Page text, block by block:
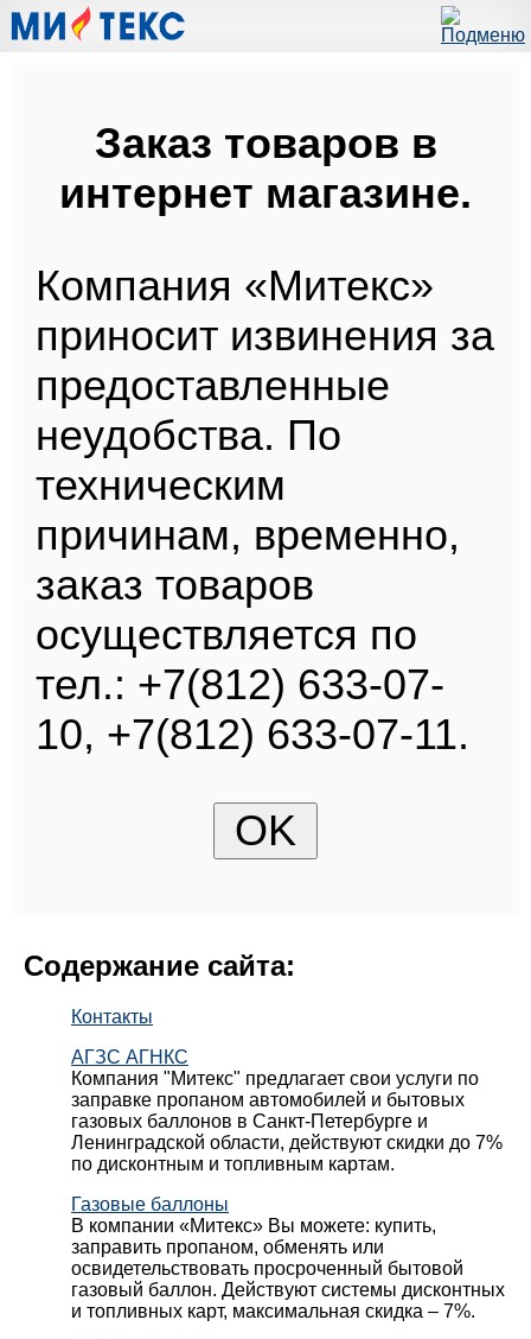
Заказ товаров в
интернет магазине.
Компания «Митекс»
приносит извинения за
предоставленные
неудобства. По
техническим
причинам, временно,
заказ товаров
осуществляется по
тел.: +7(812) 633-07-
10, +7(812) 633-07-11.
Содержание сайта:
Контакты
АГЗС АГНКС
Компания "Митекс" предлагает свои услуги по
заправке пропаном автомобилей и бытовых
газовых баллонов в Санкт-Петербурге и
Ленинградской области, действуют скидки до 7%
по дисконтным и топливным картам.
Газовые баллоны
В компании «Митекс» Вы можете: купить,
заправить пропаном, обменять или
освидетельствовать просроченный бытовой
газовый баллон. Действуют системы дисконтных
и топливных карт, максимальная скидка – 7%.